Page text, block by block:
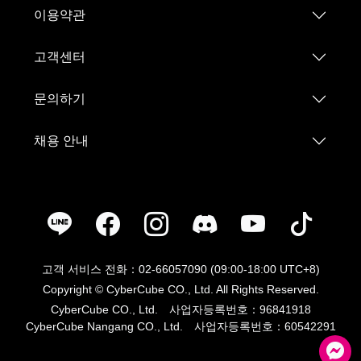
이용약관
고객센터
문의하기
채용 안내
고객 서비스 전화：02-66057090 (09:00-18:00 UTC+8)
Copyright © CyberCube CO., Ltd. All Rights Reserved.
CyberCube CO., Ltd. 사업자등록번호：96841918
CyberCube Nangang CO., Ltd. 사업자등록번호：60542291